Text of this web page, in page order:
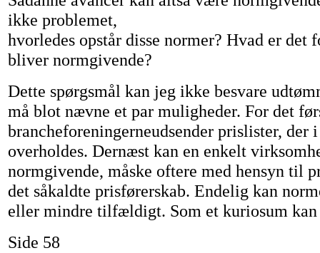
ikke problemet,
hvorledes opstår disse normer? Hvad er det
bliver normgivende?
Dette spørgsmål kan jeg ikke besvare
må blot nævne et par muligheder. For det
brancheforeningerneudsender prislister, der
overholdes. Dernæst kan en enkelt
normgivende, måske oftere med hensyn til
det såkaldte prisførerskab. Endelig kan
eller mindre tilfældigt. Som et kuriosum kan
Side 58